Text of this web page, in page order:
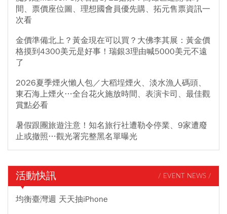
間、票價座位圖、理想國會員優先購、拓元售票資訊一
次看
金價準備北上？黃金現在可以買？大佛李其展：黃金價
格摸到4300美元是好事！瑞銀3理由喊5000美元不遠
了
2026夏季煙火懶人包／大稻埕煙火、淡水漁人碼頭、
東石海上煙火…全台花火施放時間、表演卡司、最佳觀
賞點必看
暑假跟團旅遊注意！知名旅行社遭勒令停業、9家遭廢
止或撤照…觀光署完整黑名單曝光
活動快訊 / EVENT NEWS /
均衡臺灣週 天天抽iPhone